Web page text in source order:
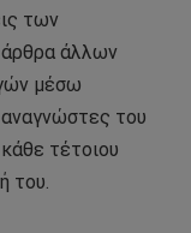
των
άρθρα άλλων
μέσω
του
τέτοιου
του.